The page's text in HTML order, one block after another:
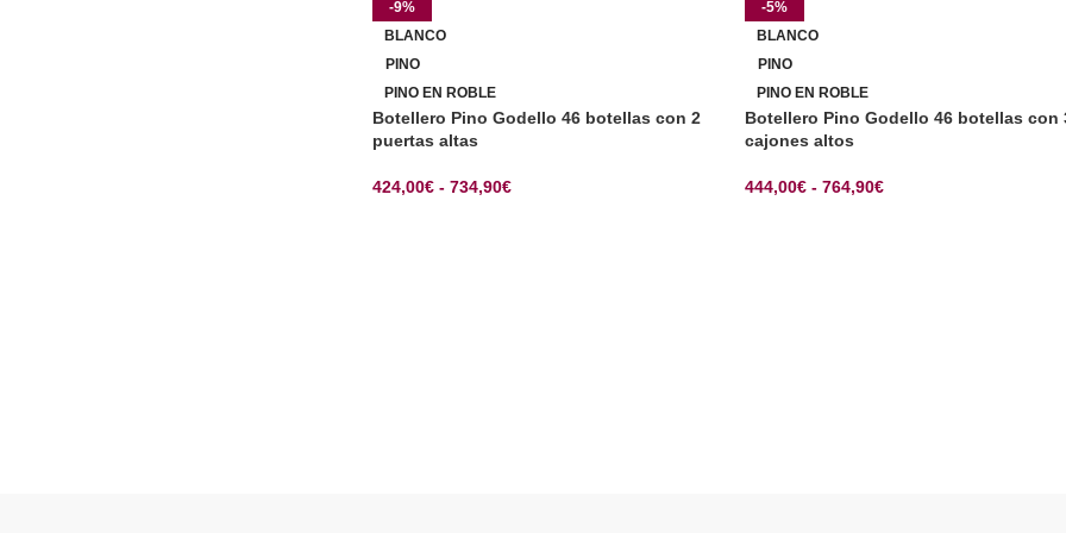
-9%
BLANCO
PINO
PINO EN ROBLE
Botellero Pino Godello 46 botellas con 2
puertas altas
424,00€ - 734,90€
-5%
BLANCO
PINO
PINO EN ROBLE
Botellero Pino Godello 46 botellas con
cajones altos
444,00€ - 764,90€